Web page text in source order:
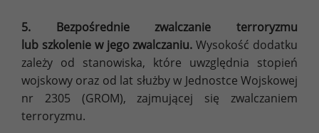
5. Bezpośrednie zwalczanie terroryzmu
lub szkolenie w jego zwalczaniu. Wysokość dodatku
zależy od stanowiska, które uwzględnia stopień
wojskowy oraz od lat służby w Jednostce Wojskowej
nr 2305 (GROM), zajmującej się zwalczaniem
terroryzmu.